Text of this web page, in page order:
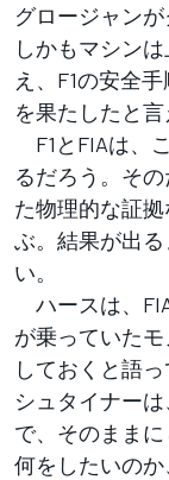
グロージャン
しかもマシン
え、F1の安全
を果たしたと言
F1とFIAは、
るだろう。そ
た物理的な証
ぶ。結果が出
い。
ハースは、
が乗っていた
しておくと語
シュタイナー
で、そのまま
何をしたいのか